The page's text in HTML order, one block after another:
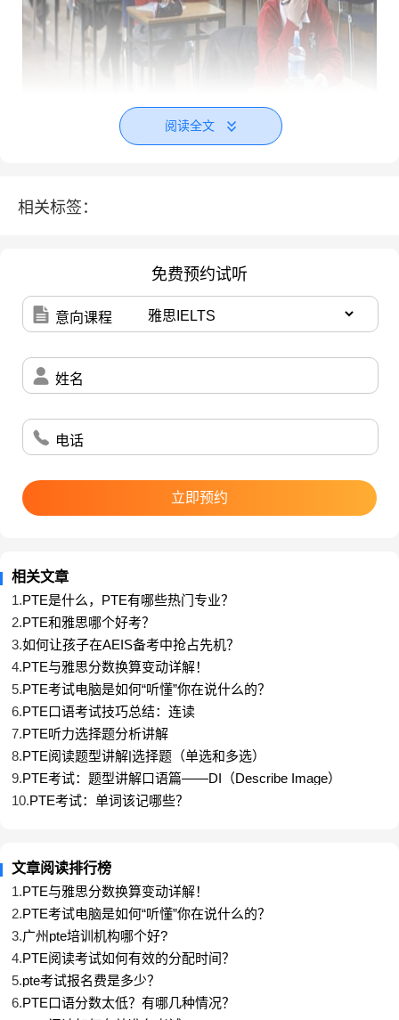
听力训练有很大的关系。
为了解决这个问题，我们首先要做的就是
试卷，甚至英文歌曲、绕口令等。
从最基础的听词，到听句子和长段落，再到听完整的文章；在英
语语境中 ，训练听力的专注度和反应能力。
魔鬼训练法
找到一段音频，拿出笔和草稿纸，仔细地听五遍。
遍，听出它的大意。
第二遍，记下重要的细节。
第四遍，补充遗漏的细节、标点等。
第五遍，对照文本、检查所犯下的每一处错误。
这种高强度的训练，非常考验我们的耐心和毅力。但如果能够坚
持下来，听力水平一定会有明显的提升。
阅读全文
相关标签：
免费预约试听
意向课程
姓名
电话
立即预约
相关文章
1.PTE是什么，PTE有哪些热门专业？
2.PTE和雅思哪个好考？
3.如何让孩子在AEIS备考中抢占先机？
4.PTE与雅思分数换算变动详解！
5.PTE考试电脑是如何“听懂”你在说什么的？
6.PTE口语考试技巧总结：连读
7.PTE听力选择题分析讲解
8.​PTE阅读题型讲解|选择题（单选和多选）
9.PTE考试：题型讲解口语篇——DI（Describe Image）
10.PTE考试：单词该记哪些？
文章阅读排行榜
1.PTE与雅思分数换算变动详解！
2.PTE考试电脑是如何“听懂”你在说什么的？
3.广州pte培训机构哪个好?
4.PTE阅读考试如何有效的分配时间？
5.pte考试报名费是多少？
6.PTE口语分数太低？有哪几种情况？